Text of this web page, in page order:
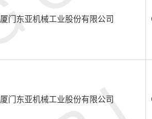
厦门东亚机械工业股份有限公司
厦门东亚机械工业股份有限公司